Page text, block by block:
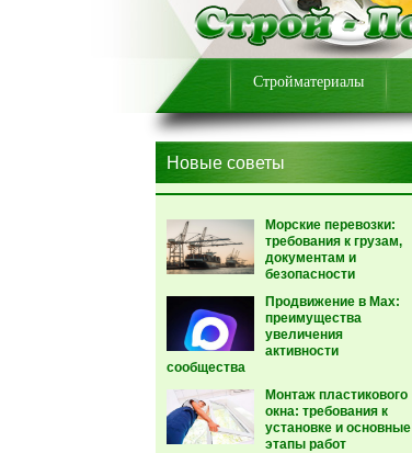
Стройматериалы
Новые советы
Морские перевозки:
требования к грузам,
документам и
безопасности
Продвижение в Max:
преимущества
увеличения
активности
сообщества
Монтаж пластикового
окна: требования к
установке и основные
этапы работ